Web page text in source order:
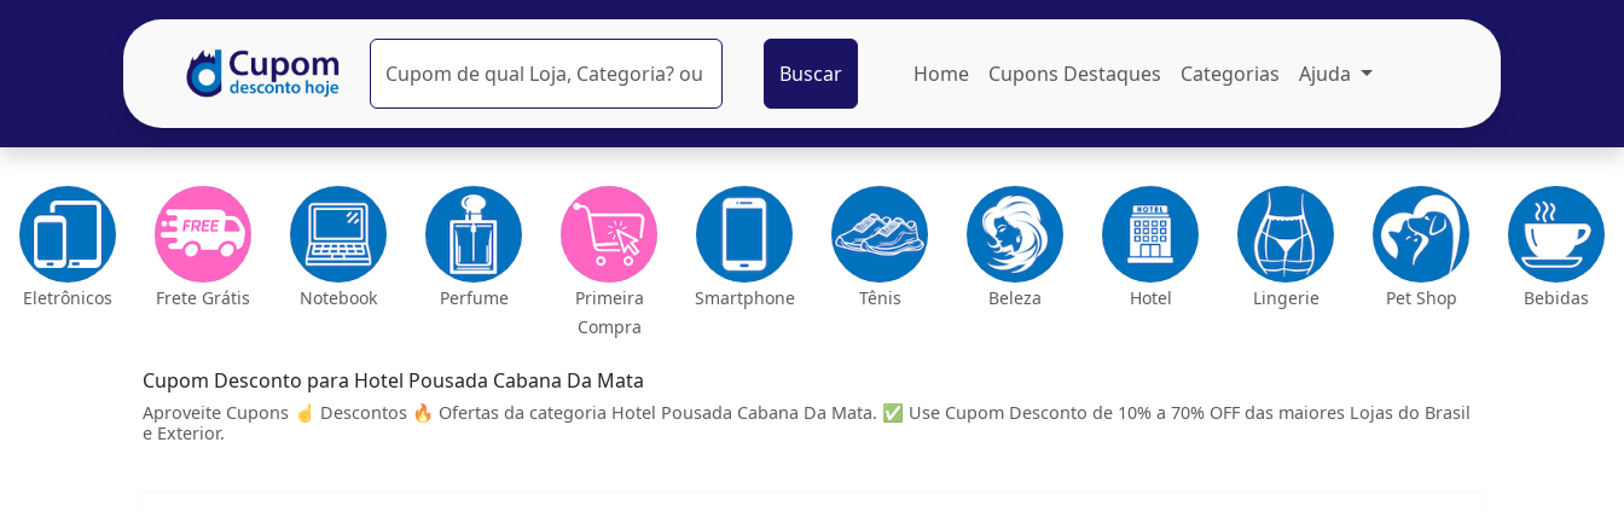
Buscar Home Cupons Destaques Categorias Ajuda
Eletrônicos Frete Grátis Notebook Perfume
Primeira
Compra
Smartphone Tênis Beleza Hotel Lingerie Pet Shop Bebidas
Cupom Desconto para Hotel Pousada Cabana Da Mata
Aproveite Cupons ☝ Descontos 🔥 Ofertas da categoria Hotel Pousada Cabana Da Mata. ✅ Use Cupom Desconto de 10% a 70% OFF das maiores Lojas do Brasil
e Exterior.